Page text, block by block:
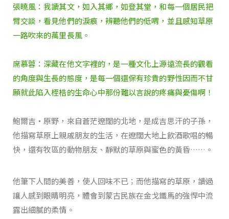
張曉風：我讀其文，如入其鄉，如登其堂，和每一個居民把
臂交談，看見他們的淚痕，辨聽他們的低喟，並且感知草原
一路吹來的萬里長風。
席慕蓉：深藏在他文字裡的，是一種文化上源遠流長的觀看
的角度與生長的態度，是每一個還保有珍貴的野性因而不甘
願就此陷入桎梏的生命心中那份難以言說的疼痛與憂傷啊！
鮑爾吉‧原野，來自蒼茫遼闊的北地，是成吉思汗的子孫，
他描寫草原上親戚朋友的生活，在遼闊大地上飲酒歌唱的暢
快，還有牧區的動物朋友、靜默的草原與蜜色的黃昏……。
他筆下人間的美善，使人回味不已；而他描寫的草原，讀過
讓人感到眼睛明亮，體會到蒙古民族在金戈鐵馬的強悍中流
露出細膩的柔情。